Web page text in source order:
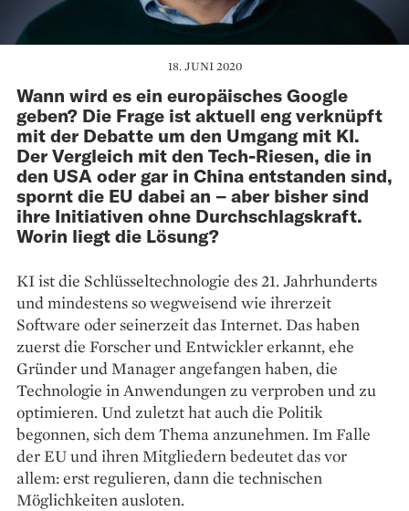
18. JUNI 2020
Wann wird es ein europäisches Google
geben? Die Frage ist aktuell eng verknüpft
mit der Debatte um den Umgang mit KI.
Der Vergleich mit den Tech-Riesen, die in
den USA oder gar in China entstanden sind,
spornt die EU dabei an – aber bisher sind
ihre Initiativen ohne Durchschlagskraft.
Worin liegt die Lösung?
KI ist die Schlüsseltechnologie des 21. Jahrhunderts
und mindestens so wegweisend wie ihrerzeit
Software oder seinerzeit das Internet. Das haben
zuerst die Forscher und Entwickler erkannt, ehe
Gründer und Manager angefangen haben, die
Technologie in Anwendungen zu verproben und zu
optimieren. Und zuletzt hat auch die Politik
begonnen, sich dem Thema anzunehmen. Im Falle
der EU und ihren Mitgliedern bedeutet das vor
allem: erst regulieren, dann die technischen
Möglichkeiten ausloten.